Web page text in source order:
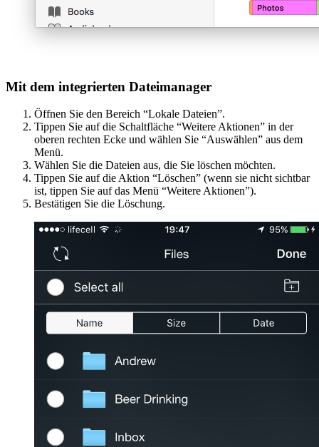
Mit dem integrierten Dateimanager
Öffnen Sie den Bereich “Lokale Dateien”.
Tippen Sie auf die Schaltfläche “Weitere Aktionen” in der
oberen rechten Ecke und wählen Sie “Auswählen” aus dem
Menü.
Wählen Sie die Dateien aus, die Sie löschen möchten.
Tippen Sie auf die Aktion “Löschen” (wenn sie nicht sichtbar
ist, tippen Sie auf das Menü “Weitere Aktionen”).
Bestätigen Sie die Löschung.